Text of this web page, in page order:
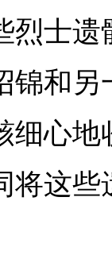
烈士
锦和
细心
将这